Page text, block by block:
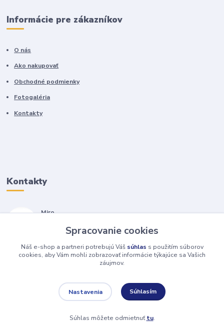
Informácie pre zákazníkov
O nás
Ako nakupovať
Obchodné podmienky
Fotogaléria
Kontakty
Kontakty
Miro
(Po-Pia, 7-17 hod.)
isopneumatiky@isopneumatiky.sk
Spracovanie cookies
Náš e-shop a partneri potrebujú Váš súhlas s použitím súborov
cookies, aby Vám mohli zobrazovať informácie týkajúce sa Vašich
záujmov.
Nastavenia Súhlasím
Súhlas môžete odmietnuťtu.